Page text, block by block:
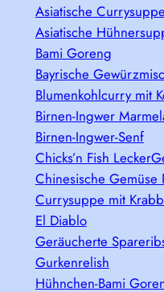
Asiatische Currysuppe
Asiatische
Bami Goreng
Bayrische
Blumenkohlcurry mit
Birnen-Ingwer
Birnen-Ingwer-Senf
Chicks’n Fish
Chinesische Gemüse
Currysuppe mit
El Diablo
Geräucherte
Gurkenrelish
Hühnchen-Bami